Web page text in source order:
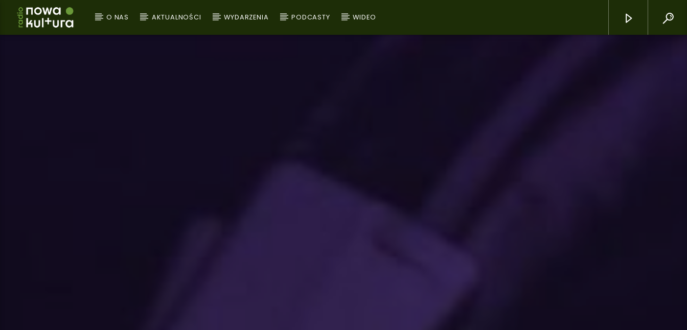
O NAS AKTUALNOŚCI WYDARZENIA PODCASTY WIDEO